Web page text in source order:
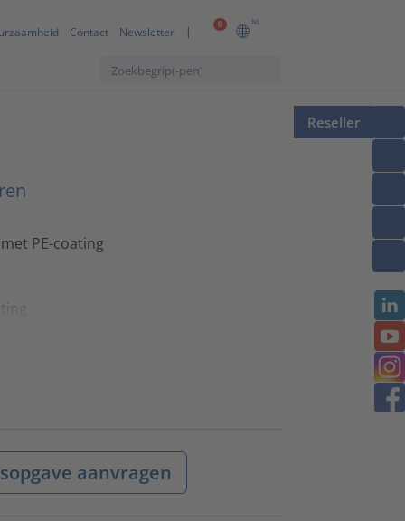
0 NL
Contact Newsletter
Reseller
PE-coating
aanvragen